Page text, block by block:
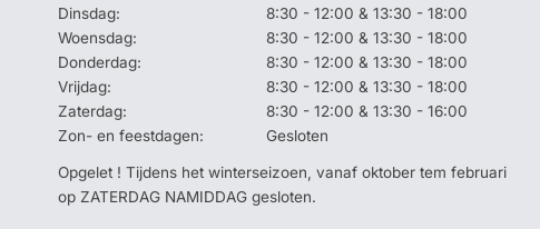
Dinsdag:
8:30 - 12:00 & 13:30 - 18:00
Woensdag:
8:30 - 12:00 & 13:30 - 18:00
Donderdag:
8:30 - 12:00 & 13:30 - 18:00
Vrijdag:
8:30 - 12:00 & 13:30 - 18:00
Zaterdag:
8:30 - 12:00 & 13:30 - 16:00
Zon- en feestdagen:
Gesloten
Opgelet ! Tijdens het winterseizoen, vanaf oktober tem februari
op ZATERDAG NAMIDDAG gesloten.